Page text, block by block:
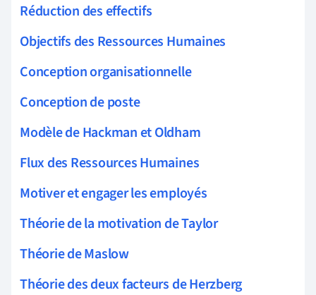
Réduction des effectifs
Objectifs des Ressources Humaines
Conception organisationnelle
Conception de poste
Modèle de Hackman et Oldham
Flux des Ressources Humaines
Motiver et engager les employés
Théorie de la motivation de Taylor
Théorie de Maslow
Théorie des deux facteurs de Herzberg